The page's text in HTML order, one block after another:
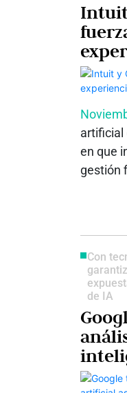
IA en
artificial
en que
gestión
Con
de IA